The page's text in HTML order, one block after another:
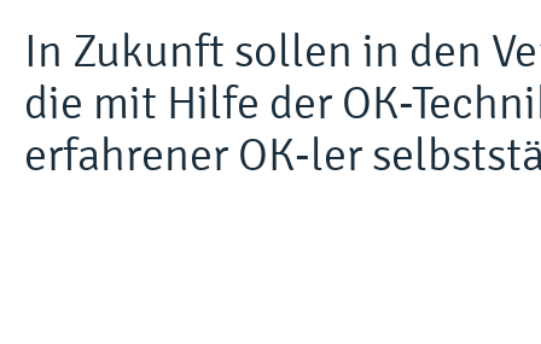
In Zukunft sollen in den
die mit Hilfe der OK-
erfahrener OK-ler